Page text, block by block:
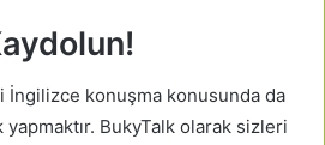
İngilizce konuşma konusunda da
BukyTalk olarak sizleri